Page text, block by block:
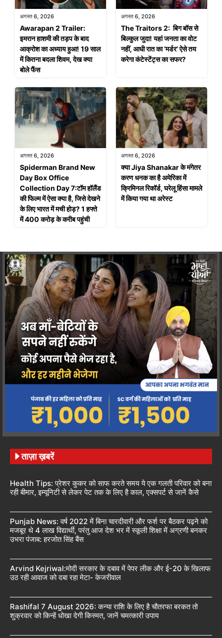
अगस्त 6, 2026
Awarapan 2 Trailer:
इमरान हाशमी की तड़प के बाद
आक्रोश का अध्याय हुआ! 19 साल
में कितना बदला शिवम, देख क्या
बोले फैंस
अगस्त 6, 2026
The Traitors 2: बिग बॉस से
बिल्कुल जुदा! यहां जनता का वोट
नहीं, आधी रात का ‘मर्डर’ ऐसे तय
करेगा कंटेस्टेंट्स का सफर?
अगस्त 6, 2026
Spiderman Brand New
Day Box Office
Collection Day 7:टॉम हॉलैंड
की फिल्म में ऐसा क्या है, जिसे देखने
के लिए भारत में मची होड़? 1 हफ्ते
में 400 करोड़ के करीब पहुंची
अगस्त 6, 2026
क्या Jiya Shanakar के मंगेतर
करण धनक का है अमेरिका में
क्रिमिनल रिकॉर्ड, घरेलू हिंसा मामले
में किया गया था अरेस्ट
ताज़ा ख़बरें
Health Tips: प्रेशर कुकर को साफ करते समय ये एक गलती परिवार को बना
रही बीमार, इम्यूनिटी से लेकर पेट तक के लिए है काल, एक्सपर्ट से जानें कैसे
Punjab News: वर्ष 2022 में बिना चारदीवारी और फर्श पर बैठकर पढ़ने को
मजबूर थे 4 लाख विद्यार्थी, परंतु आज देश भर में स्कूली शिक्षा में अग्रणी बनकर
उभरा पंजाब: हरजोत सिंह बैंस
Arvind Kejriwal:मोदी सरकार के दबाव में पेपर लीक और ई-20 के खिलाफ
उठ रही आवाज को दबा रहा मेटा- केजरीवाल
Rashifal 7 August 2026: कन्या राशि के लिए है चौतरफा बरकत तो
शुक्रवार को किन्हें धोखा देगी किस्मत, जानें चमत्कारी उपाय